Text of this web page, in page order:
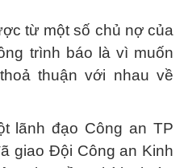
từ một số chủ nợ của
trình báo là vì muốn
thuận với nhau về
lãnh đạo Công an TP
giao Đội Công an Kinh